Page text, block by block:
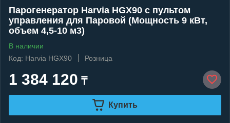
Парогенератор Harvia HGX90 c пультом
управления для Паровой (Мощность 9 кВт,
объем 4,5-10 м3)
В наличии
Код: Harvia HGX90
Розница
1 384 120 ₸
Купить